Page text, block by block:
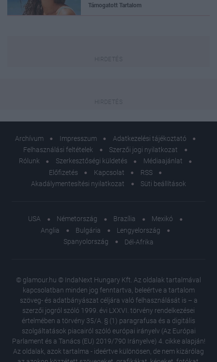
Támogatott Tartalom
Archívum Impresszum
Adatkezelési tájékoztató
Felhasználási feltételek
Szerzői jogi nyilatkozat
Rólunk
Szerkesztőségi küldetés
Médiaajánlat
Előfizetés
Kapcsolat
RSS
Akadálymentesítési nyilatkozat
Süti beállítások
USA Németország Brazília
Mexikó
Anglia
Bulgária
Lengyelország
Spanyolország
Dél-Afrika
© glamour.hu © IndaNext Hungary Kft. Az oldalak tartalmával
kapcsolatban minden jog fenntartva, beleértve a tartalom
szöveg- és adatbányászat céljára való felhasználását is – a
szerzői jogról szóló 1999. évi LXXVI. törvény rendelkezései
értelmében a törvény 35/A. § (1) paragrafusa és a digitális
szolgáltatások piacairól szóló európai irányelv (Az Európai
Parlament és a Tanács (EU) 2019/790 Irányelve) 4. cikke alapján!
Az oldalak, azok tartalma - ideértve különösen, de nem kizárólag